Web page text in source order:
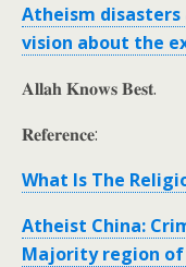
Atheism disasters
vision about the
𝐀𝐥𝐥𝐚𝐡 𝐊𝐧𝐨𝐰𝐬 𝐁𝐞𝐬𝐭.
𝐑𝐞𝐟𝐞𝐫𝐞𝐧𝐜𝐞:
What Is The
Atheist China:
Majority region